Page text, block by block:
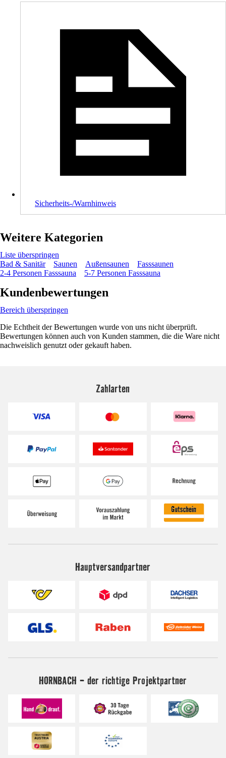
Sicherheits-/Warnhinweis
Weitere Kategorien
Liste überspringen
Bad & Sanitär
Saunen Außensaunen
Fasssaunen
2-4 Personen Fasssauna
5-7 Personen Fasssauna
Kundenbewertungen
Bereich überspringen
Die Echtheit der Bewertungen wurde von uns nicht überprüft.
Bewertungen können auch von Kunden stammen, die die Ware nicht
nachweislich genutzt oder gekauft haben.
Zahlarten
Hauptversandpartner
HORNBACH - der richtige Projektpartner